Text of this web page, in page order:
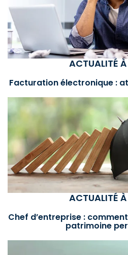
ACTUALITÉ À
Facturation électronique :
ACTUALITÉ À
Chef d’entreprise :
patrimoine